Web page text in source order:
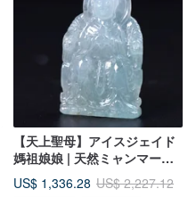
【天上聖母】アイスジェイド
媽祖娘娘 | 天然ミャンマー産
A 貨ジェダイト | ギフト
US$ 1,336.28 US$ 2,227.12